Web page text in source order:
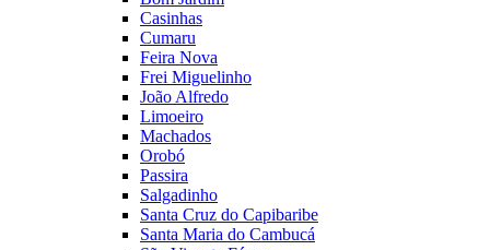
Casinhas
Cumaru
Feira Nova
Frei Miguelinho
João Alfredo
Limoeiro
Machados
Orobó
Passira
Salgadinho
Santa Cruz do Capibaribe
Santa Maria do Cambucá